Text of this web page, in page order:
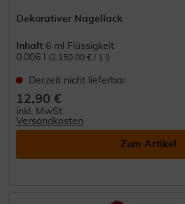
Dekorativer Nagellack
Inhalt 6 ml Flüssigkeit
0.006 l
(2.150,00 € / 1 l)
Derzeit nicht lieferbar
12,90 €
inkl. MwSt.
Versandkosten
Zum Artikel